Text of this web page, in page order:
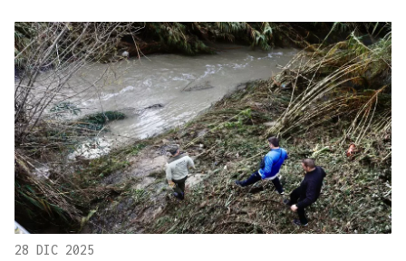
28 DIC 2025